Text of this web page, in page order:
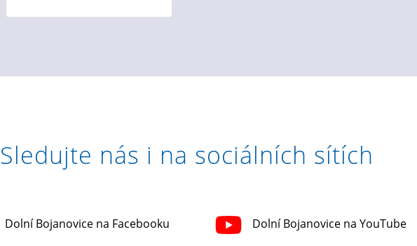
Sledujte nás i na sociálních sítích
Dolní Bojanovice na Facebooku Dolní Bojanovice na YouTube